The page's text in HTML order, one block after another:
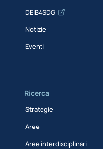
DEIB4SDG
Notizie
Eventi
Ricerca
Strategie
Aree
Aree interdisciplinari